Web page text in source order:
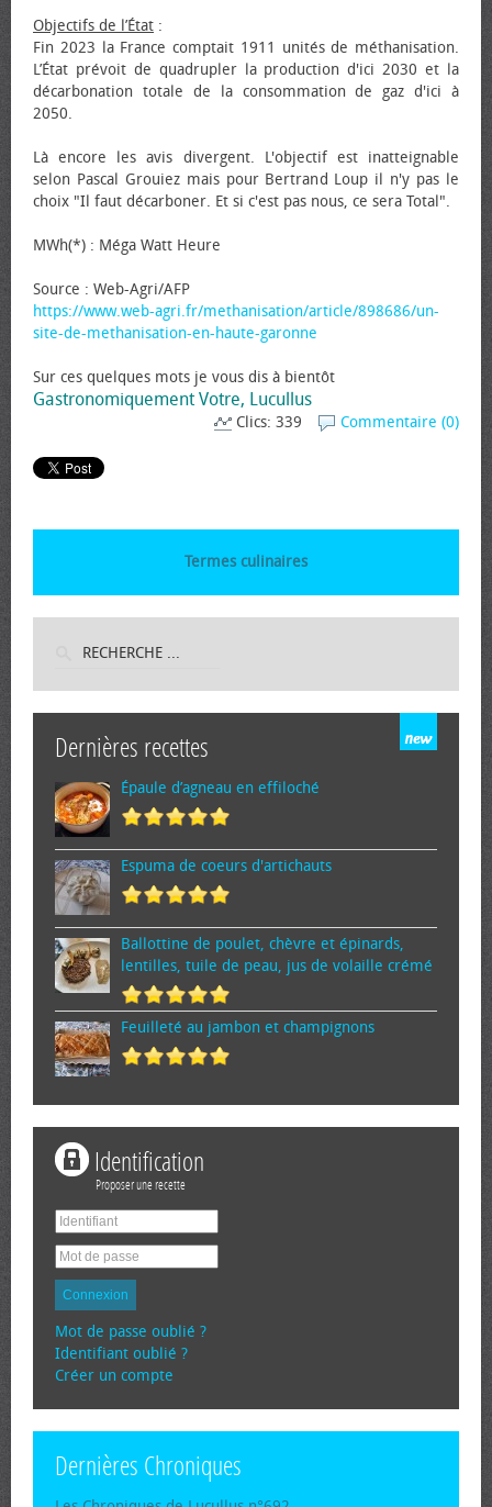
Objectifs de l’État :
Fin 2023 la France comptait 1911 unités de méthanisation.
L’État prévoit de quadrupler la production d'ici 2030 et la
décarbonation totale de la consommation de gaz d'ici à
2050.
Là encore les avis divergent. L'objectif est inatteignable
selon Pascal Grouiez mais pour Bertrand Loup il n'y pas le
choix "Il faut décarboner. Et si c'est pas nous, ce sera Total".
MWh(*) : Méga Watt Heure
Source : Web-Agri/AFP
https://www.web-agri.fr/methanisation/article/898686/un-
site-de-methanisation-en-haute-garonne
Sur ces quelques mots je vous dis à bientôt
Gastronomiquement Votre, Lucullus
Commentaire (0)
Clics: 339
Termes culinaires
Dernières recettes
Épaule d’agneau en effiloché
Espuma de cœurs d'artichauts
Ballottine de poulet, chèvre et épinards,
lentilles, tuile de peau, jus de volaille crémé
Feuilleté au jambon et champignons
Identification
Proposer une recette
Connexion
Mot de passe oublié ?
Identifiant oublié ?
Créer un compte
Dernières Chroniques